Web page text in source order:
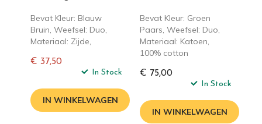
Bevat Kleur: Blauw
Bruin, Weefsel: Duo,
Materiaal: Zijde,
€ 37,50
In Stock
IN WINKELWAGEN
Bevat Kleur: Groen
Paars, Weefsel: Duo,
Materiaal: Katoen,
100% cotton
€ 75,00
In Stock
IN WINKELWAGEN